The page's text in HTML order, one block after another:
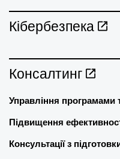
Кібербезпека
Консалтинг
Управління програмами
Підвищення
Консультації з